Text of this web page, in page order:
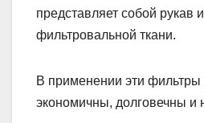
представляет собой рукав
фильтровальной ткани.
В применении эти
экономичны, долговечны и